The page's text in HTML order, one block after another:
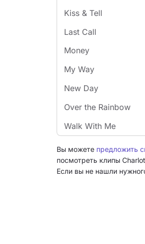
Kiss & Tell
Last Call
Money
My Way
New Day
Over the Rainbow
Walk With Me
Вы можете предложить
посмотреть клипы
Если вы не нашли